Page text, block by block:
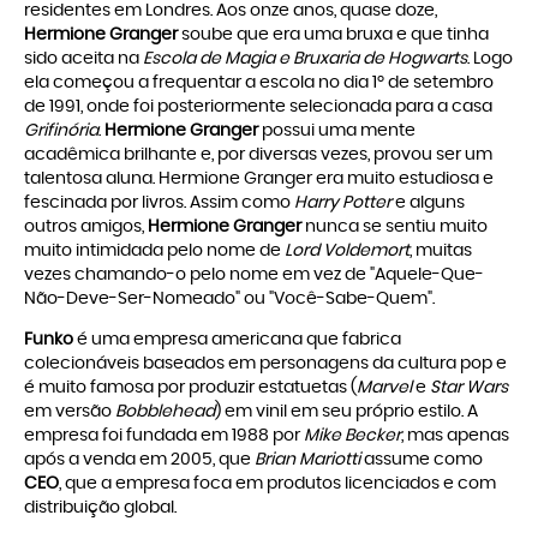
residentes em Londres. Aos onze anos, quase doze,
Hermione Grangersoube que era uma bruxa e que tinha
sido aceita na Escola de Magia e Bruxaria de Hogwarts. Logo
ela começou a frequentar a escola no dia 1º de setembro
de 1991, onde foi posteriormente selecionada para a casa
Grifinória. Hermione Grangerpossui uma mente
acadêmica brilhante e, por diversas vezes, provou ser um
talentosa aluna. Hermione Granger era muito estudiosa e
fescinada por livros. Assim como Harry Pottere alguns
outros amigos, Hermione Grangernunca se sentiu muito
muito intimidada pelo nome de Lord Voldemort, muitas
vezes chamando-o pelo nome em vez de "Aquele-Que-
Não-Deve-Ser-Nomeado" ou "Você-Sabe-Quem".
Funko é uma empresa americana que fabrica
colecionáveis baseados em personagens da cultura pop e
é muito famosa por produzir estatuetas (Marvele Star Wars
em versão Bobblehead) em vinil em seu próprio estilo. A
empresa foi fundada em 1988 por Mike Becker, mas apenas
após a venda em 2005, que Brian Mariottiassume como
CEO, que a empresa foca em produtos licenciados e com
distribuição global.